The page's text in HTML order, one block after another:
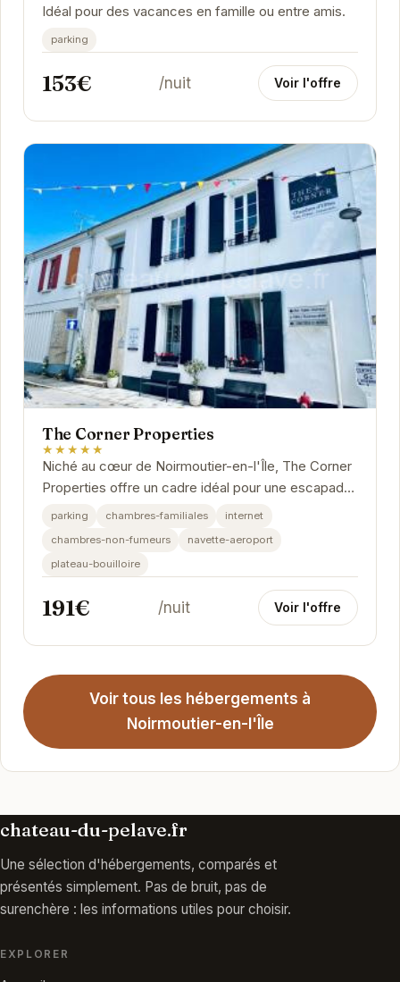
Idéal pour des vacances en famille ou entre amis.
parking
153€ /nuit Voir l'offre
The Corner Properties
★★★★★
Niché au cœur de Noirmoutier-en-l'Île, The Corner
Properties offre un cadre idéal pour une escapade
insulaire. Ses chambres élégantes et...
parking chambres-familiales
internet
chambres-non-fumeurs
navette-aeroport
plateau-bouilloire
191€ /nuit Voir l'offre
Voir tous les hébergements à
Noirmoutier-en-l'Île
chateau-du-pelave.fr
Une sélection d'hébergements, comparés et
présentés simplement. Pas de bruit, pas de
surenchère : les informations utiles pour choisir.
EXPLORER